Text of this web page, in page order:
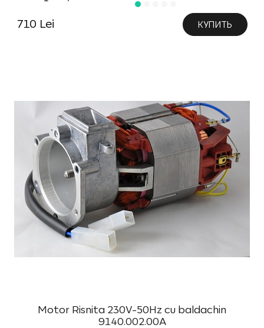
710 Lei КУПИТЬ
Motor Risnita 230V-50Hz cu baldachin
9140.002.00A